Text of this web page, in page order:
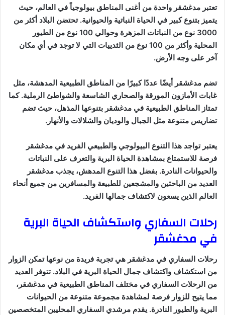
تعتبر مدغشقر واحدة من أغنى المناطق بيولوجياً في العالم، حيث
يتميز بتنوع كبير في الحياة النباتية والحيوانية. تحتضن البلاد أكثر من
3000 نوع من النباتات المزهرة وحوالي 100 نوع من الطيور
المحلية وأكثر من 100 نوع من الثدييات التي لا توجد في أي مكان
آخر على وجه الأرض.
تضم مدغشقر أيضًا عددًا كبيرًا من المناطق الطبيعية المدهشة، مثل
غابات الأمازون المورقة والصحاري الشاسعة والشواطئ الرملية. كما
تمتاز المناطق الطبيعية في مدغشقر بتنوعها المذهل، حيث تضم
تضاريس متنوعة مثل الجبال والوديان والشلالات والأنهار.
يعتبر تواجد هذا التنوع البيولوجي والطبيعي الفريد في مدغشقر
فرصة للاستمتاع بمشاهدة الحياة البرية والتعرف على النباتات
والحيوانات النادرة. بفضل هذا التنوع المدهش، يجذب مدغشقر
العديد من الباحثين والمشجعين للطبيعة والمسافرين من جميع أنحاء
العالم الذين يسعون لاكتشاف جمالها الفريد.
رحلات السفاري واستكشاف الحياة البرية
في مدغشقر
رحلات السفاري في مدغشقر هي تجربة فريدة من نوعها تمكن الزوار
من استكشاف واكتشاف جمال الحياة البرية في البلاد. تتوفر العديد
من الرحلات السفاري في مختلف المناطق الطبيعية في مدغشقر،
مما يتيح للزوار فرصة لمشاهدة مجموعة متنوعة من الحيوانات
البرية والطيور النادرة. يقدم مرشدي السفاري المحليين المتخصصين